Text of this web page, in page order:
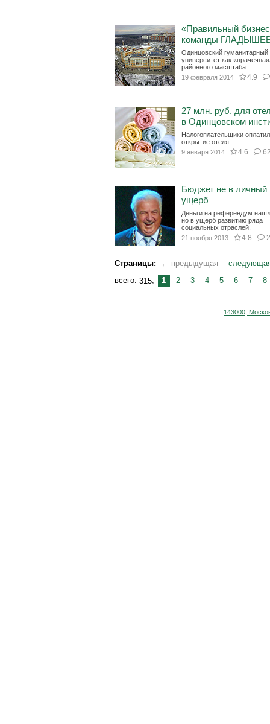
«Правильный
команды
Одинцовский гуманитарный
университет как
районного масштаба.
19 февраля 2014
4.9
27 млн. руб. для
в Одинцовском
Налогоплательщики
открытие отеля.
9 января 2014
4.6
Бюджет не в личный
ущерб
Деньги на референдум
но в ущерб развитию ряда
социальных отраслей.
21 ноября 2013
4.8
315 1 2 3 4 5 6 7 8
143000,